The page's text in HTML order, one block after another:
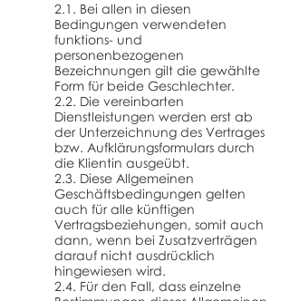
2.1. Bei allen in diesen
Bedingungen verwendeten
funktions- und
personenbezogenen
Bezeichnungen gilt die gewählte
Form für beide Geschlechter.
2.2. Die vereinbarten
Dienstleistungen werden erst ab
der Unterzeichnung des Vertrages
bzw. Aufklärungsformulars durch
die Klientin ausgeübt.
2.3. Diese Allgemeinen
Geschäftsbedingungen gelten
auch für alle künftigen
Vertragsbeziehungen, somit auch
dann, wenn bei Zusatzverträgen
darauf nicht ausdrücklich
hingewiesen wird.
2.4. Für den Fall, dass einzelne